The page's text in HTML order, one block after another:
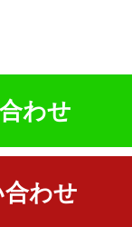
わせ
わせ